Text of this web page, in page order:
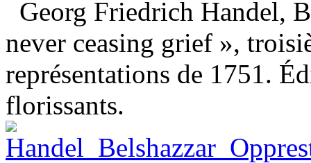
Georg Friedrich Handel,
never ceasing grief »,
représentations de 1751.
florissants.